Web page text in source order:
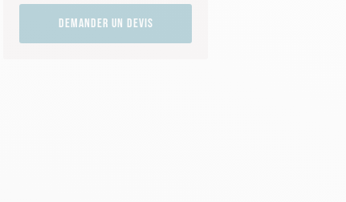
Demander un devis